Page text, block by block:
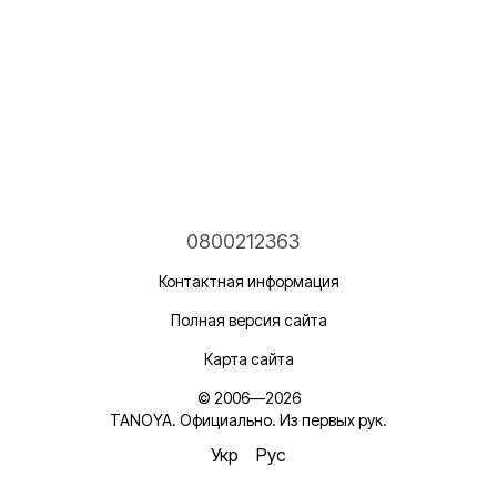
0800212363
Контактная информация
Полная версия сайта
Карта сайта
© 2006—2026
TANOYA. Официально. Из первых рук.
Укр Рус